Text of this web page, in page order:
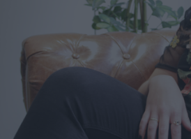
WORLDWIDE LANZA RAÍZ URBANA PARA
COMUNICACIÓN INCORPORA A CASONÁ Y ASUME LA
HOTELS & RESORTS ACERCA EL PARAÍSO
ARQUILLOS (BURGO DE ARIAS): “LA CONSTRUCCIÓN
PARAÍSO MÁS CERCA’, DE 22GRADOS PARA LOPESAN